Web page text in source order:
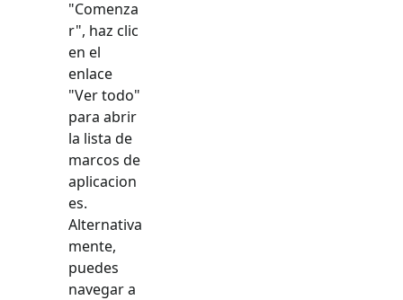
"Comenza
r", haz clic
en el
enlace
"Ver todo"
para abrir
la lista de
marcos de
aplicacion
es.
Alternativa
mente,
puedes
navegar a